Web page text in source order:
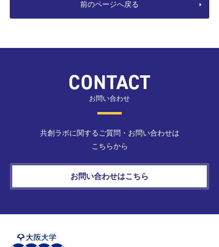
前のページへ戻る
CONTACT
お問い合わせ
共創ラボに関するご質問・お問い合わせは
こちらから
お問い合わせはこちら